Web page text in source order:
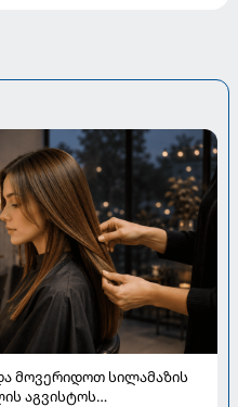
მოვერიდოთ სილამაზის
აგვისტოს